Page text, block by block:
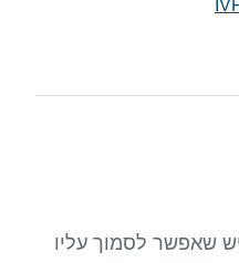
שאפשר לסמוך עליו